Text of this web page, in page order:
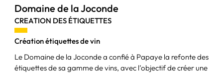
Domaine de la Joconde
CREATION DES ÉTIQUETTES
Création étiquettes de vin
Le Domaine de la Joconde a confié à Papaye la refonte des
étiquettes de sa gamme de vins, avec l’objectif de créer une